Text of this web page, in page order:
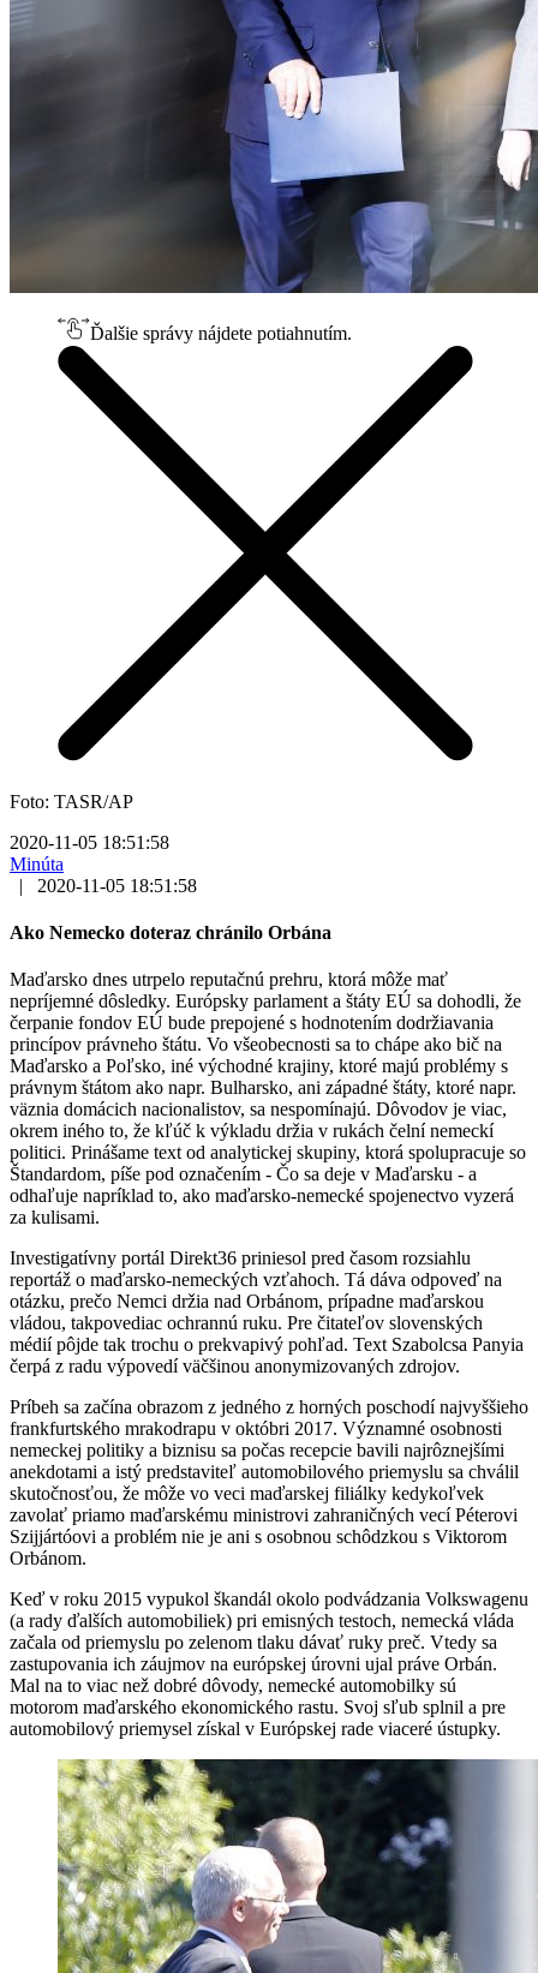
Ďalšie správy nájdete potiahnutím.
Foto: TASR/AP
2020-11-05 18:51:58
Minúta
|
2020-11-05 18:51:58
Ako Nemecko doteraz chránilo Orbána
Maďarsko dnes utrpelo reputačnú prehru, ktorá môže mať
nepríjemné dôsledky. Európsky parlament a štáty EÚ sa dohodli, že
čerpanie fondov EÚ bude prepojené s hodnotením dodržiavania
princípov právneho štátu. Vo všeobecnosti sa to chápe ako bič na
Maďarsko a Poľsko, iné východné krajiny, ktoré majú problémy s
právnym štátom ako napr. Bulharsko, ani západné štáty, ktoré napr.
väznia domácich nacionalistov, sa nespomínajú. Dôvodov je viac,
okrem iného to, že kľúč k výkladu držia v rukách čelní nemeckí
politici. Prinášame text od analytickej skupiny, ktorá spolupracuje so
Štandardom, píše pod označením - Čo sa deje v Maďarsku - a
odhaľuje napríklad to, ako maďarsko-nemecké spojenectvo vyzerá
za kulisami.
Investigatívny portál Direkt36 priniesol pred časom rozsiahlu
reportáž o maďarsko-nemeckých vzťahoch. Tá dáva odpoveď na
otázku, prečo Nemci držia nad Orbánom, prípadne maďarskou
vládou, takpovediac ochrannú ruku. Pre čitateľov slovenských
médií pôjde tak trochu o prekvapivý pohľad. Text Szabolcsa Panyia
čerpá z radu výpovedí väčšinou anonymizovaných zdrojov.
Príbeh sa začína obrazom z jedného z horných poschodí najvyššieho
frankfurtského mrakodrapu v októbri 2017. Významné osobnosti
nemeckej politiky a biznisu sa počas recepcie bavili najrôznejšími
anekdotami a istý predstaviteľ automobilového priemyslu sa chválil
skutočnosťou, že môže vo veci maďarskej filiálky kedykoľvek
zavolať priamo maďarskému ministrovi zahraničných vecí Péterovi
Szijjártóovi a problém nie je ani s osobnou schôdzkou s Viktorom
Orbánom.
Keď v roku 2015 vypukol škandál okolo podvádzania Volkswagenu
(a rady ďalších automobiliek) pri emisných testoch, nemecká vláda
začala od priemyslu po zelenom tlaku dávať ruky preč. Vtedy sa
zastupovania ich záujmov na európskej úrovni ujal práve Orbán.
Mal na to viac než dobré dôvody, nemecké automobilky sú
motorom maďarského ekonomického rastu. Svoj sľub splnil a pre
automobilový priemysel získal v Európskej rade viaceré ústupky.